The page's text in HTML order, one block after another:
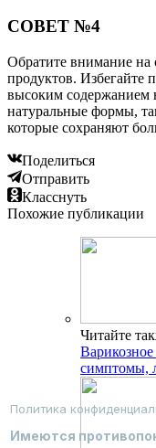
СОВЕТ №4
Обратите внимание на
продуктов. Избегайте
высоким содержанием
натуральные формы,
которые сохраняют
Поделиться
Отправить
Класснуть
Похожие публикации
Читайте
симптомы,
Политика
Имеются